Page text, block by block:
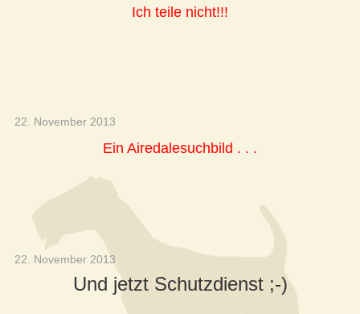
Ich teile nicht!!!
22. November 2013
Ein Airedalesuchbild . . .
22. November 2013
Und jetzt Schutzdienst ;-)